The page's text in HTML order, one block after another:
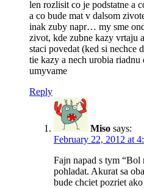
len rozlisit co je podstatne a
a co bude mat v dalsom
inak zuby napr… my sme
zivot, kde zubne kazy vrtaju
staci povedat (ked si nechce
tie kazy a nech urobia
umyvame
Reply
Miso says:
February 22, 2012 at
Fajn napad s tym “Bol
pohladat. Akurat sa
bude chciet pozriet